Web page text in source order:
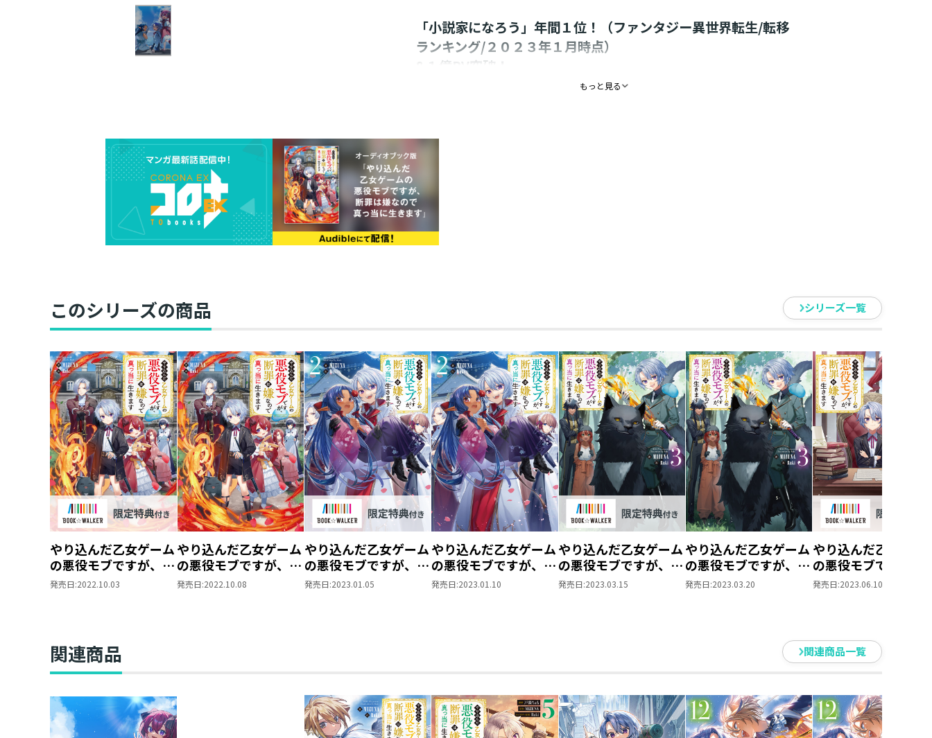
「小説家になろう」年間１位！（ファンタジー異世界転生/転移
ランキング/２０２３年１月時点）
&１億PV突破！
兎人族領の海でリッドは束の間のバカンスを楽しんでいた。
クセ者部族長たちとの腹の探り合いを制し、リッドは家族のため着々とバ
ルディアの国力を高めていく！
だが、鳥人族領で部族長ホルスト直属の精鋭部隊“守護十翼”遭遇。非人道
的な狂気、獣人国が抱える底知れぬ闇が襲いかかる。
もっと見る
このシリーズの商品 シリーズ一覧
やり込んだ乙女ゲーム
の悪役モブですが、断
罪は嫌なので真っ当に
電子書籍限定SS付
き】
発売日:2022.10.03
やり込んだ乙女ゲーム
の悪役モブですが、断
罪は嫌なので真っ当に
発売日:2022.10.08
やり込んだ乙女ゲーム
の悪役モブですが、断
罪は嫌なので真っ当に
発売日:2023.01.05
やり込んだ乙女ゲーム
の悪役モブですが、断
罪は嫌なので真っ当に
発売日:2023.01.10
やり込んだ乙女ゲーム
の悪役モブですが、断
罪は嫌なので真っ当に
発売日:2023.03.15
やり込んだ乙女ゲーム
の悪役モブですが、断
罪は嫌なので真っ当に
発売日:2023.03.20
やり込んだ乙女ゲー
の悪役モブですが、
罪は嫌なので真っ当
電子書籍限定SS付
き】
発売日:2023.06.10
関連商品 関連商品一覧